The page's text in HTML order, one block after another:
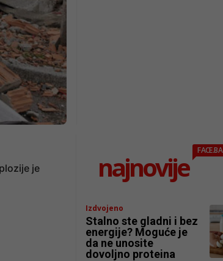
je
najnovije
FACE.BA
Izdvojeno
Stalno ste gladni i bez
energije? Moguće je
da ne unosite
dovoljno proteina